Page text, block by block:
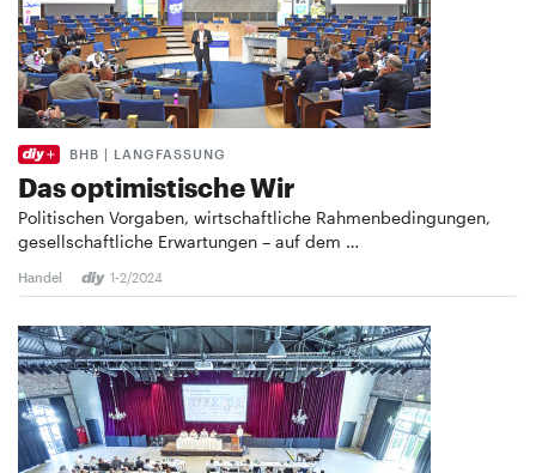
BHB | LANGFASSUNG
Das optimistische Wir
Politischen Vorgaben, wirtschaftliche Rahmenbedingungen,
gesellschaftliche Erwartungen – auf dem …
Handel 1-2/2024